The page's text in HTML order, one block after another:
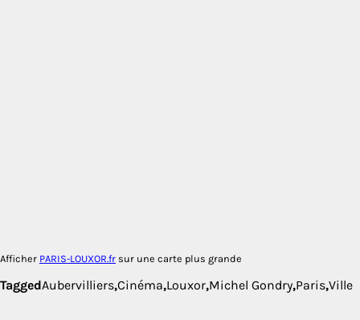
Afficher PARIS-LOUXOR.fr sur une carte plus grande
TaggedAubervilliers,Cinéma,Louxor,Michel Gondry,Paris,Ville